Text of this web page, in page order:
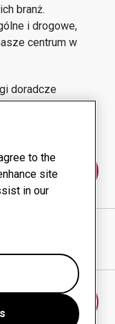
branż.
i drogowe,
centrum w
doradcze
to the
site
in our